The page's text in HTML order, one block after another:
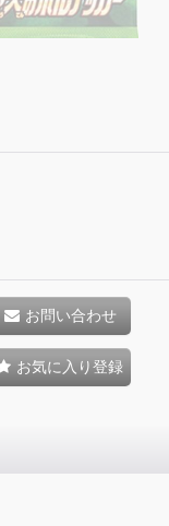
お問い合わせ
お気に入り登録